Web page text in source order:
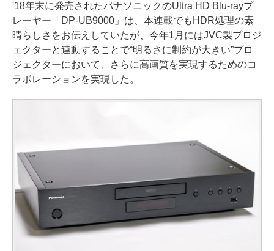
'18年末に発売されたパナソニックのUltra HD Blu-rayプ
レーヤー「DP-UB9000」は、本連載でもHDR処理の素
晴らしさをお伝えしていたが、今年1月にはJVC製プロジ
ェクターと連動することで“明るさに制約が大きい”プロ
ジェクターにおいて、さらに高画質を実現するためのコ
ラボレーションを実現した。